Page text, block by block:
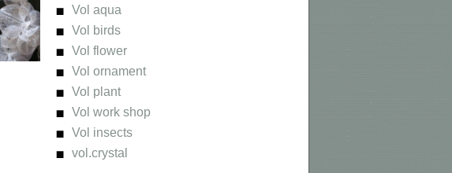
Vol aqua
Vol birds
Vol flower
Vol ornament
Vol plant
Vol work shop
Vol insects
vol.crystal